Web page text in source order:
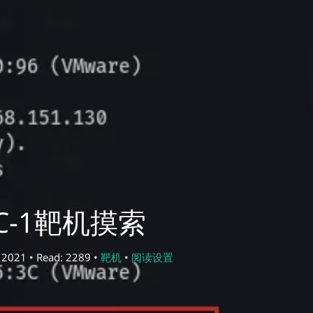
1靶机摸索
• Read: 2289 • 靶机 • 阅读设置